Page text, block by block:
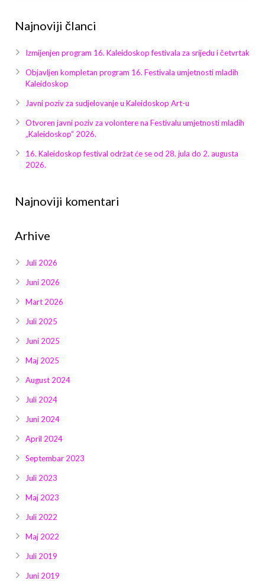
Najnoviji članci
Izmijenjen program 16. Kaleidoskop festivala za srijedu i četvrtak
Objavljen kompletan program 16. Festivala umjetnosti mladih
Kaleidoskop
Javni poziv za sudjelovanje u Kaleidoskop Art-u
Otvoren javni poziv za volontere na Festivalu umjetnosti mladih
„Kaleidoskop“ 2026.
16. Kaleidoskop festival održat će se od 28. jula do 2. augusta
2026.
Najnoviji komentari
Arhive
Juli 2026
Juni 2026
Mart 2026
Juli 2025
Juni 2025
Maj 2025
August 2024
Juli 2024
Juni 2024
April 2024
Septembar 2023
Juli 2023
Maj 2023
Juli 2022
Maj 2022
Juli 2019
Juni 2019